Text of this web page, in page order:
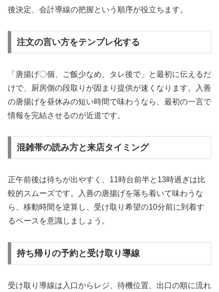
後決定、会計導線の把握という順序が役立ちます。
注文の言い方をテンプレ化する
「唐揚げ〇個、ご飯少なめ、タレ後で」と最初に伝えるだ
けで、厨房側の段取りが固まり提供が速くなります。入善
の唐揚げを昼休みの短い時間で味わうなら、最初の一言で
情報を完結させるのが近道です。
混雑帯の読み方と来店タイミング
正午前後は待ちが出やすく、11時台前半と13時過ぎは比
較的スムーズです。入善の唐揚げを落ち着いて味わうな
ら、移動時間を逆算し、受け取り希望の10分前に到着す
るペースを意識しましょう。
持ち帰りの予約と受け取り導線
受け取り導線は入口からレジ、待機位置、出口の順に流れ